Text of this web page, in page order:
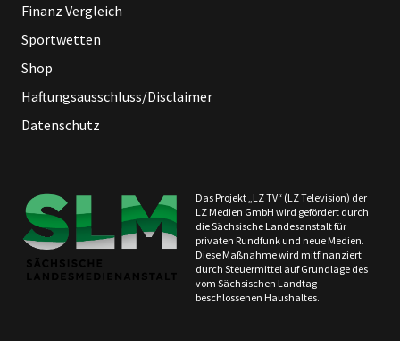
Finanz Vergleich
Sportwetten
Shop
Haftungsausschluss/Disclaimer
Datenschutz
Das Projekt „LZ TV“ (LZ Television) der
LZ Medien GmbH wird gefördert durch
die Sächsische Landesanstalt für
privaten Rundfunk und neue Medien.
Diese Maßnahme wird mitfinanziert
durch Steuermittel auf Grundlage des
vom Sächsischen Landtag
beschlossenen Haushaltes.